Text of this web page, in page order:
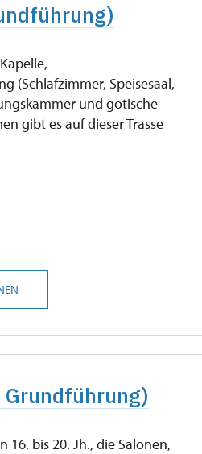
(Schlafzimmer, Speisesaal,
und gotische
gibt es auf dieser Trasse
16. bis 20. Jh., die Salonen,